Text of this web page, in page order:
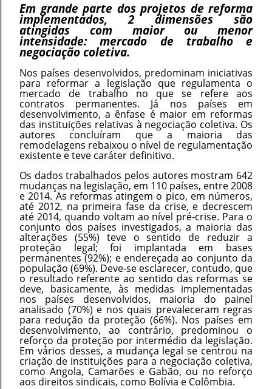
Em grande parte dos projetos de reforma
implementados, 2 dimensões são
atingidas com maior ou menor
intensidade: mercado de trabalho e
negociação coletiva.
Nos países desenvolvidos, predominam iniciativas
para reformar a legislação que regulamenta o
mercado de trabalho no que se refere aos
contratos permanentes. Já nos países em
desenvolvimento, a ênfase é maior em reformas
das instituições relativas à negociação coletiva. Os
autores concluíram que a maioria das
remodelagens rebaixou o nível de regulamentação
existente e teve caráter definitivo.
Os dados trabalhados pelos autores mostram 642
mudanças na legislação, em 110 países, entre 2008
e 2014. As reformas atingem o pico, em números,
até 2012, na primeira fase da crise, e decrescem
até 2014, quando voltam ao nível pré-crise. Para o
conjunto dos países investigados, a maioria das
alterações (55%) teve o sentido de reduzir a
proteção legal; foi implantada em bases
permanentes (92%); e endereçada ao conjunto da
população (69%). Deve-se esclarecer, contudo, que
o resultado referente ao sentido das reformas se
deve, basicamente, às medidas implementadas
nos países desenvolvidos, maioria do painel
analisado (70%) e nos quais prevaleceram regras
para redução da proteção (66%). Nos países em
desenvolvimento, ao contrário, predominou o
reforço da proteção por intermédio da legislação.
Em vários desses, a mudança legal se centrou na
criação de instituições para a negociação coletiva,
como Angola, Camarões e Gabão, ou no reforço
aos direitos sindicais, como Bolívia e Colômbia.